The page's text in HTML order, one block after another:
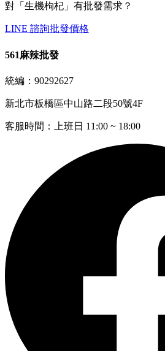
對「 生機枸杞 」有批發需求？
LINE 諮詢批發價格
561麻辣批發
統編：90292627
新北市板橋區中山路二段50號4F
客服時間：上班日 11:00 ~ 18:00